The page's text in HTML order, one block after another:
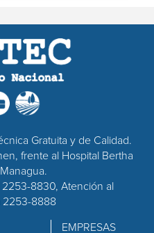
Gratuita y de Calidad.
frente al Hospital Bertha
8830, Atención al
2253-8888
EMPRESAS